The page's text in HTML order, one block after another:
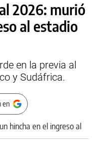
2026: murió
al estadio
en la previa al
y Sudáfrica.
en